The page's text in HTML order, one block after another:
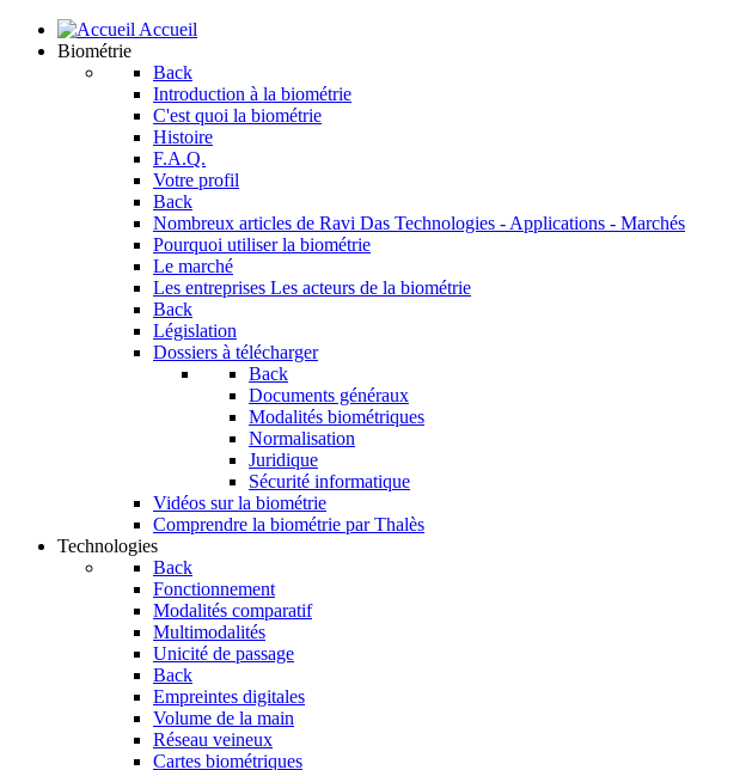
Accueil
Biométrie
Back
Introduction à la biométrie
C'est quoi la biométrie
Histoire
F.A.Q.
Votre profil
Back
Nombreux articles de Ravi Das Technologies - Applications - Marchés
Pourquoi utiliser la biométrie
Le marché
Les entreprises Les acteurs de la biométrie
Back
Législation
Dossiers à télécharger
Back
Documents généraux
Modalités biométriques
Normalisation
Juridique
Sécurité informatique
Vidéos sur la biométrie
Comprendre la biométrie par Thalès
Technologies
Back
Fonctionnement
Modalités comparatif
Multimodalités
Unicité de passage
Back
Empreintes digitales
Volume de la main
Réseau veineux
Cartes biométriques